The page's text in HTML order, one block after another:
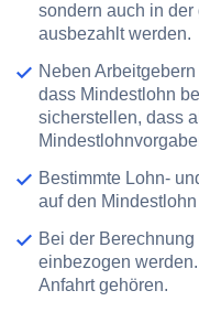
sondern auch in
ausbezahlt werden.
Neben
dass Mindestlohn
sicherstellen, dass
Bestimmte Lohn-
auf den
Bei der
einbezogen
Anfahrt gehören.